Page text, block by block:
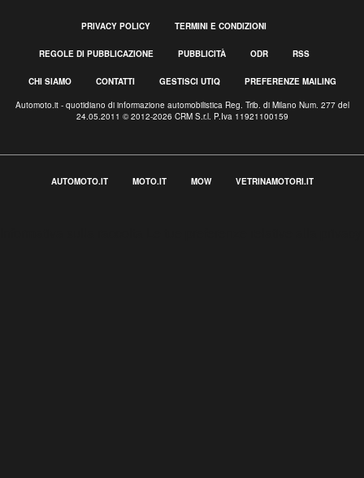
PRIVACY POLICY TERMINI E CONDIZIONI
REGOLE DI PUBBLICAZIONE PUBBLICITÀ ODR RSS
CHI SIAMO CONTATTI GESTISCI UTIQ PREFERENZE MAILING
Automoto.it - quotidiano di informazione automobilistica Reg. Trib. di Milano Num. 277 del
24.05.2011 © 2012-2026 CRM S.r.l. P.Iva 11921100159
AUTOMOTO.IT MOTO.IT MOW VETRINAMOTORI.IT